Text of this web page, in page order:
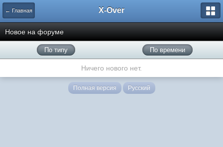
← Главная X-Over
Новое на форуме
По типу По времени
Ничего нового нет.
Полная версия Русский